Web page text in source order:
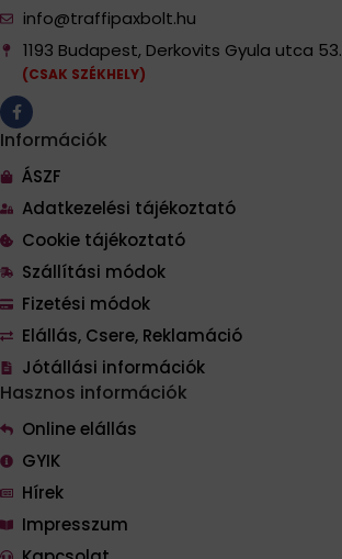
info@traffipaxbolt.hu
1193 Budapest, Derkovits Gyula utca 53.
(CSAK SZÉKHELY)
Információk
ÁSZF
Adatkezelési tájékoztató
Cookie tájékoztató
Szállítási módok
Fizetési módok
Elállás, Csere, Reklamáció
Jótállási információk
Hasznos információk
Online elállás
GYIK
Hírek
Impresszum